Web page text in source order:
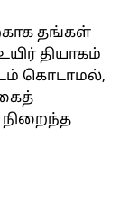
தங்கள்
தியாகம்
கொடாமல்,
நிறைந்த